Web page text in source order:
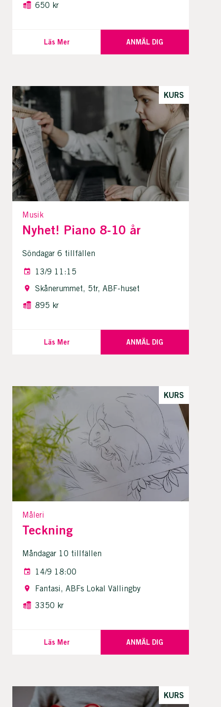
650 kr
Läs Mer ANMÄL DIG
KURS
Musik
Nyhet! Piano 8-10 år
Söndagar 6 tillfällen
13/9 11:15
Skånerummet, 5tr, ABF-huset
895 kr
Läs Mer ANMÄL DIG
KURS
Måleri
Teckning
Måndagar 10 tillfällen
14/9 18:00
Fantasi, ABFs Lokal Vällingby
3350 kr
Läs Mer ANMÄL DIG
KURS